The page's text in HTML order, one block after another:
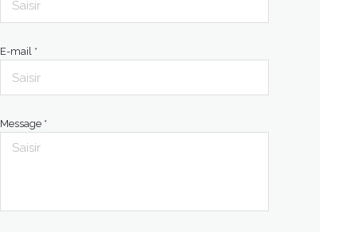
E-mail *
Message *